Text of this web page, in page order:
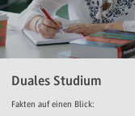
Duales Studium
Fakten auf einen Blick: